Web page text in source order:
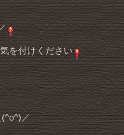
を付けください
／